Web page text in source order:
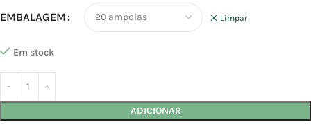
EMBALAGEM Limpar
Em stock
ADICIONAR